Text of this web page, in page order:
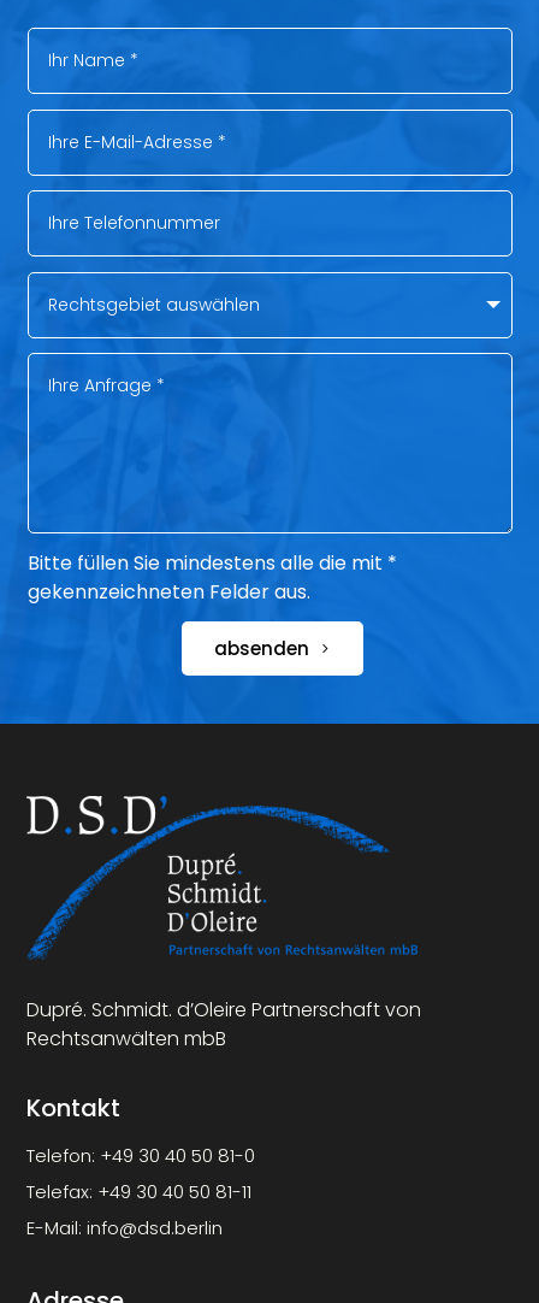
Bitte füllen Sie mindestens alle die mit *
gekennzeichneten Felder aus.
absenden
Dupré. Schmidt. d’Oleire Partnerschaft von
Rechtsanwälten mbB
Kontakt
Telefon: +49 30 40 50 81-0
Telefax: +49 30 40 50 81-11
E-Mail:info@dsd.berlin